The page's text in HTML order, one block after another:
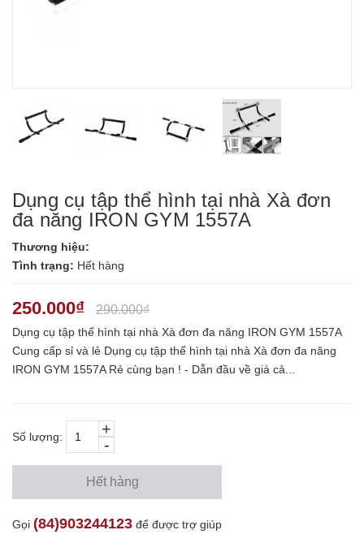
Dụng cụ tập thể hình tại nhà Xà đơn
đa năng IRON GYM 1557A
Thương hiệu:
Tình trạng: Hết hàng
250.000₫ 290.000₫
Dụng cụ tập thể hình tại nhà Xà đơn đa năng IRON GYM 1557A
Cung cấp sỉ và lẻ Dụng cụ tập thể hình tại nhà Xà đơn đa năng
IRON GYM 1557A Rẻ cùng bạn ! - Dẫn đầu về giá cả...
Số lượng: -
+
Hết hàng
Gọi (84)903244123 để được trợ giúp